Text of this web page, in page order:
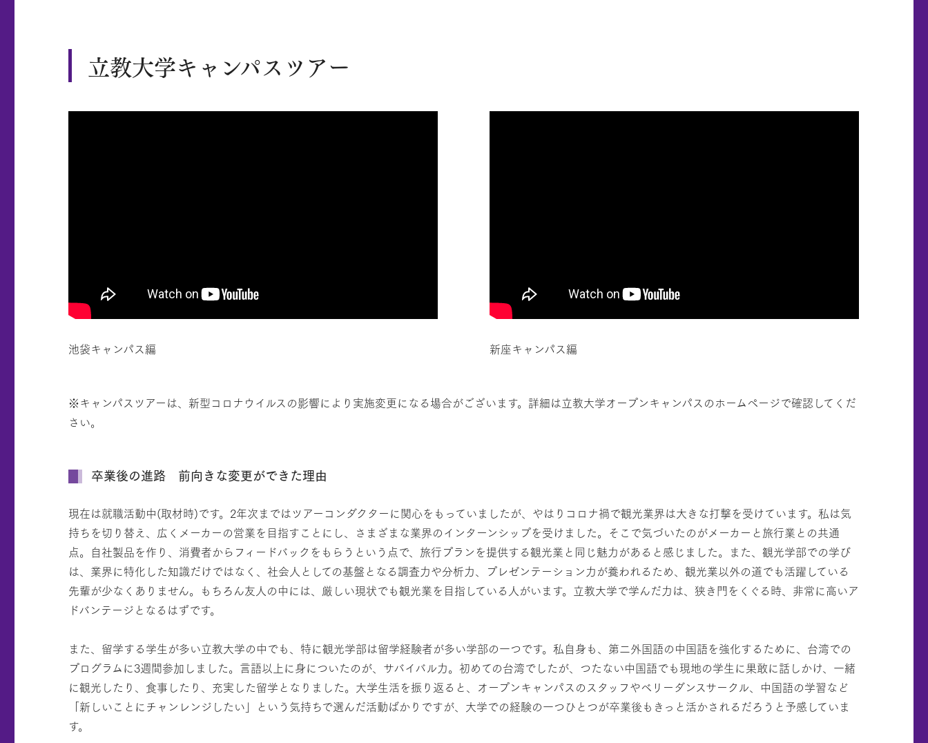
立教大学キャンパスツアー
池袋キャンパス編 新座キャンパス編
※キャンパスツアーは、新型コロナウイルスの影響により実施変更になる場合がございます。詳細は立教大学オープンキャンパスのホームページで確認してくだ
さい。
卒業後の進路 前向きな変更ができた理由
現在は就職活動中(取材時)です。2年次まではツアーコンダクターに関心をもっていましたが、やはりコロナ禍で観光業界は大きな打撃を受けています。私は気
持ちを切り替え、広くメーカーの営業を目指すことにし、さまざまな業界のインターンシップを受けました。そこで気づいたのがメーカーと旅行業との共通
点。自社製品を作り、消費者からフィードバックをもらうという点で、旅行プランを提供する観光業と同じ魅力があると感じました。また、観光学部での学び
は、業界に特化した知識だけではなく、社会人としての基盤となる調査力や分析力、プレゼンテーション力が養われるため、観光業以外の道でも活躍している
先輩が少なくありません。もちろん友人の中には、厳しい現状でも観光業を目指している人がいます。立教大学で学んだ力は、狭き門をくぐる時、非常に高いア
ドバンテージとなるはずです。
また、留学する学生が多い立教大学の中でも、特に観光学部は留学経験者が多い学部の一つです。私自身も、第二外国語の中国語を強化するために、台湾での
プログラムに3週間参加しました。言語以上に身についたのが、サバイバル力。初めての台湾でしたが、つたない中国語でも現地の学生に果敢に話しかけ、一緒
に観光したり、食事したり、充実した留学となりました。大学生活を振り返ると、オープンキャンパスのスタッフやベリーダンスサークル、中国語の学習など
「新しいことにチャンレンジしたい」という気持ちで選んだ活動ばかりですが、大学での経験の一つひとつが卒業後もきっと活かされるだろうと予感していま
す。